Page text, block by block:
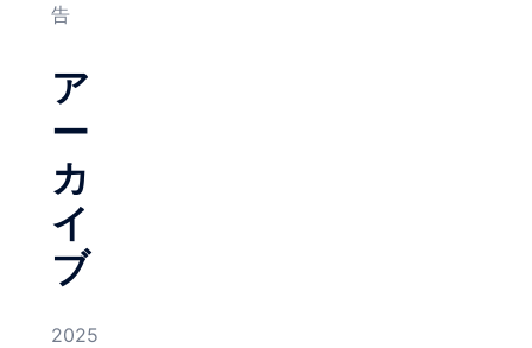
告
ア
ー
カ
イ
ブ
2025